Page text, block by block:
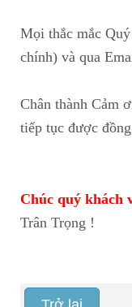
Mọi thắc mắc
chính) và qua
Chân thành Cảm
tiếp tục được
Chúc quý khách
Trân Trọng !